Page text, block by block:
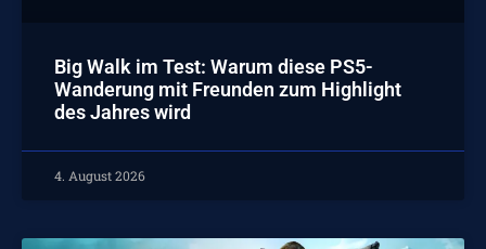
Big Walk im Test: Warum diese PS5-
Wanderung mit Freunden zum Highlight
des Jahres wird
4. August 2026